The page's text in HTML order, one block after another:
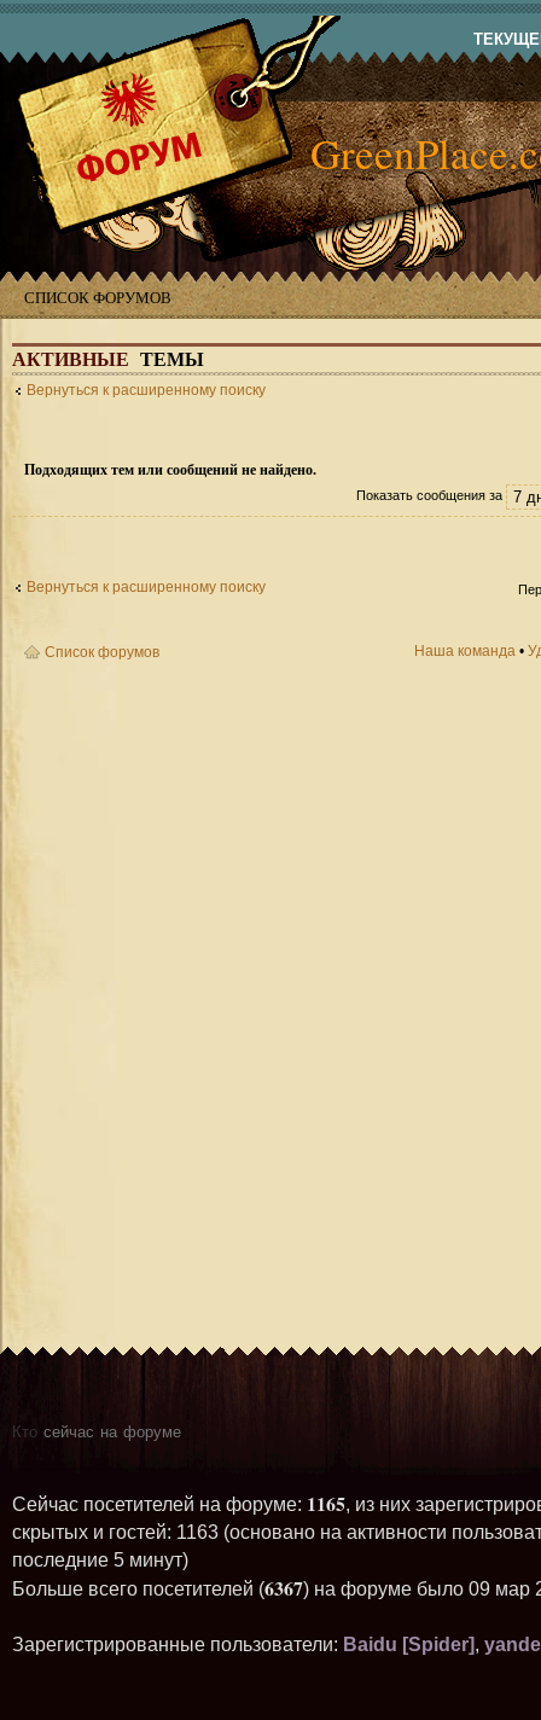
СПИСОК ФОРУМОВ
АКТИВНЫЕ ТЕМЫ
Вернуться к расширенному поиску
Подходящих тем или сообщений не найдено.
Показать сообщения за
Вернуться к расширенному поиску
Список форумов Наша команда •
Кто сейчас на форуме
Сейчас посетителей на форуме: 1165, из них
скрытых и гостей: 1163 (основано на активности
последние 5 минут)
Больше всего посетителей (6367) на форуме было 09 мар
Зарегистрированные пользователи: Baidu [Spider],